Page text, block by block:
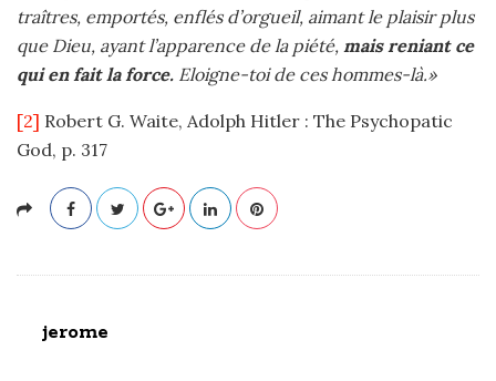
traîtres, emportés, enflés d’orgueil, aimant le plaisir plus
que Dieu, ayant l’apparence de la piété, mais reniant ce
qui en fait la force. Eloigne-toi de ces hommes-là.»
[2] Robert G. Waite, Adolph Hitler : The Psychopatic
God, p. 317
jerome